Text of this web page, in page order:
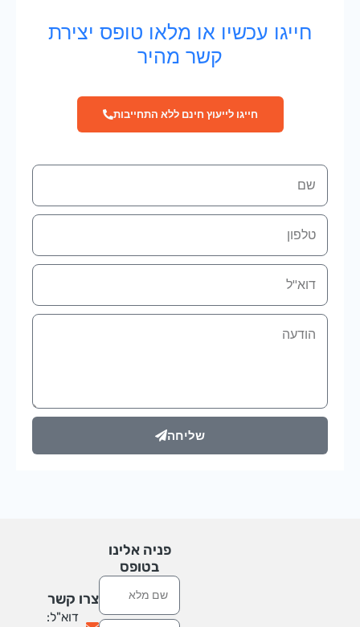
חייגו עכשיו או מלאו טופס יצירת
קשר מהיר
חייגו לייעוץ חינם ללא התחייבות
שליחה
צרו קשר
דוא"ל:
פניה אלינו
בטופס